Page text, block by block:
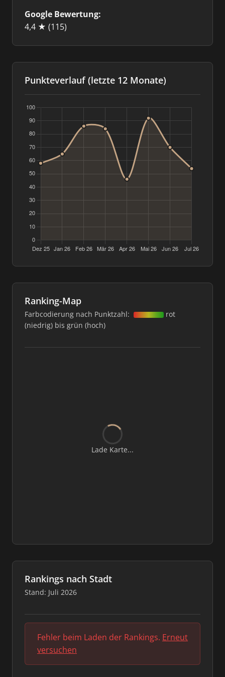
Google Bewertung:
4,4 ★ (115)
Punkteverlauf (letzte 12 Monate)
Ranking-Map
Farbcodierung nach Punktzahl:
rot
(niedrig) bis grün (hoch)
Lade Karte...
Rankings nach Stadt
Stand: Juli 2026
Fehler beim Laden der Rankings. Erneut
versuchen